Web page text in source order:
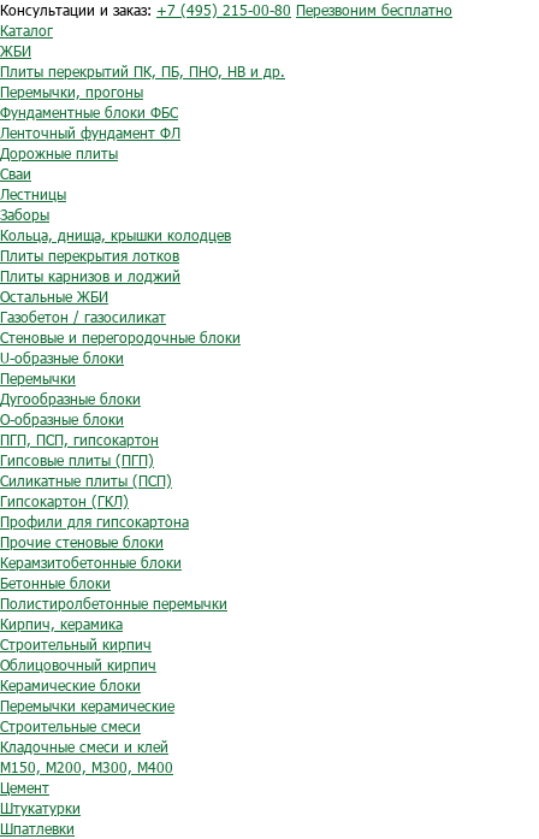
Консультации и заказ: +7 (495) 215-00-80 Перезвоним бесплатно
Каталог
ЖБИ
Плиты перекрытий ПК, ПБ, ПНО, НВ и др.
Перемычки, прогоны
Фундаментные блоки ФБС
Ленточный фундамент ФЛ
Дорожные плиты
Сваи
Лестницы
Заборы
Кольца, днища, крышки колодцев
Плиты перекрытия лотков
Плиты карнизов и лоджий
Остальные ЖБИ
Газобетон / газосиликат
Стеновые и перегородочные блоки
U-образные блоки
Перемычки
Дугообразные блоки
O-образные блоки
ПГП, ПСП, гипсокартон
Гипсовые плиты (ПГП)
Силикатные плиты (ПСП)
Гипсокартон (ГКЛ)
Профили для гипсокартона
Прочие стеновые блоки
Керамзитобетонные блоки
Бетонные блоки
Полистиролбетонные перемычки
Кирпич, керамика
Строительный кирпич
Облицовочный кирпич
Керамические блоки
Перемычки керамические
Строительные смеси
Кладочные смеси и клей
М150, М200, М300, М400
Цемент
Штукатурки
Шпатлевки